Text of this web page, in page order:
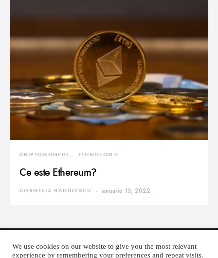
CRIPTOMONEDE TEHNOLOGIE
Ce este Ethereum?
CORNELIA RADULESCU ianuarie 13, 2022
We use cookies on our website to give you the most relevant
experience by remembering your preferences and repeat visits.